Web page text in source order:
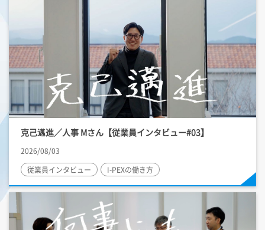
克己邁進／人事 Mさん【従業員インタビュー#03】
2026/08/03
従業員インタビュー
I-PEXの働き方